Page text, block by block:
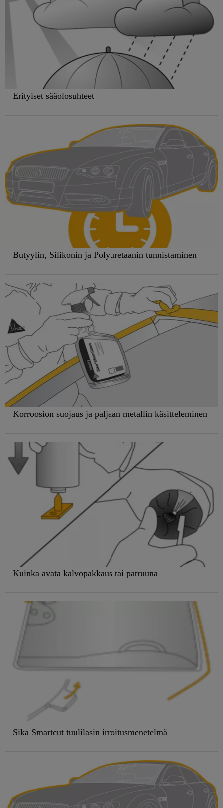
Erityiset sääolosuhteet
Butyylin, Silikonin ja Polyuretaanin tunnistaminen
Korroosion suojaus ja paljaan metallin käsitteleminen
Kuinka avata kalvopakkaus tai patruuna
Sika Smartcut tuulilasin irroitusmenetelmä